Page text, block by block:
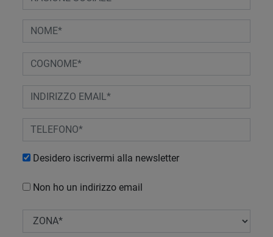
Desidero iscrivermi alla newsletter
Non ho un indirizzo email